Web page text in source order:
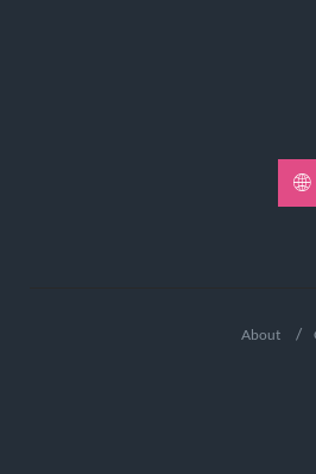
About